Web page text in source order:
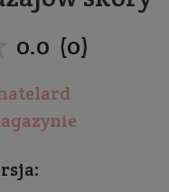
0.0 (0)